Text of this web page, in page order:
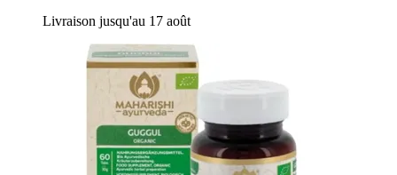
Livraison jusqu'au 17 août